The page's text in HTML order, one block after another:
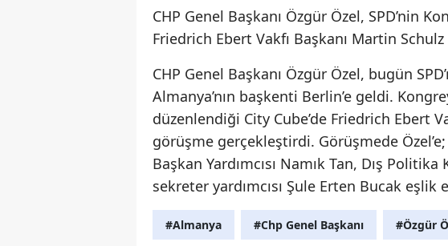
CHP Genel Başkanı Özgür Özel, SPD’nin
Friedrich Ebert Vakfı Başkanı Martin
CHP Genel Başkanı Özgür Özel, bugün
Almanya’nın başkenti Berlin’e geldi.
düzenlendiği City Cube’de Friedrich Ebert
görüşme gerçekleştirdi. Görüşmede Özel’e;
Başkan Yardımcısı Namık Tan, Dış
sekreter yardımcısı Şule Erten Bucak eşlik
#Almanya #Chp Genel Başkanı #Özgür